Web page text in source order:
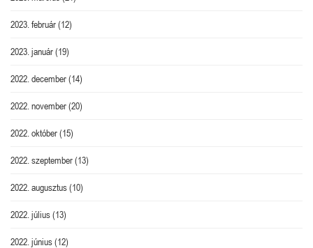
2023. február(12)
2023. január(19)
2022. december(14)
2022. november(20)
2022. október(15)
2022. szeptember(13)
2022. augusztus(10)
2022. július(13)
2022. június(12)